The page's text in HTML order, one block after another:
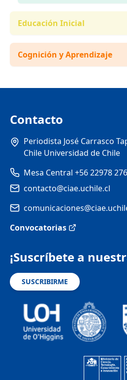
Educación Inicial
Cognición y Aprendizaje
Contacto
Periodista José Carrasco
Chile Universidad de Chile
Mesa Central +56 22978
contacto@ciae.uchile.cl
Convocatorias
¡Suscríbete a
SUSCRIBIRME